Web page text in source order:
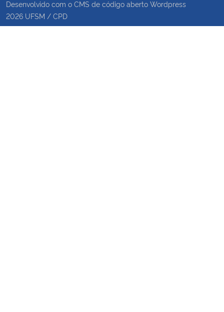
Desenvolvido com o CMS de código aberto Wordpress
2026 UFSM / CPD